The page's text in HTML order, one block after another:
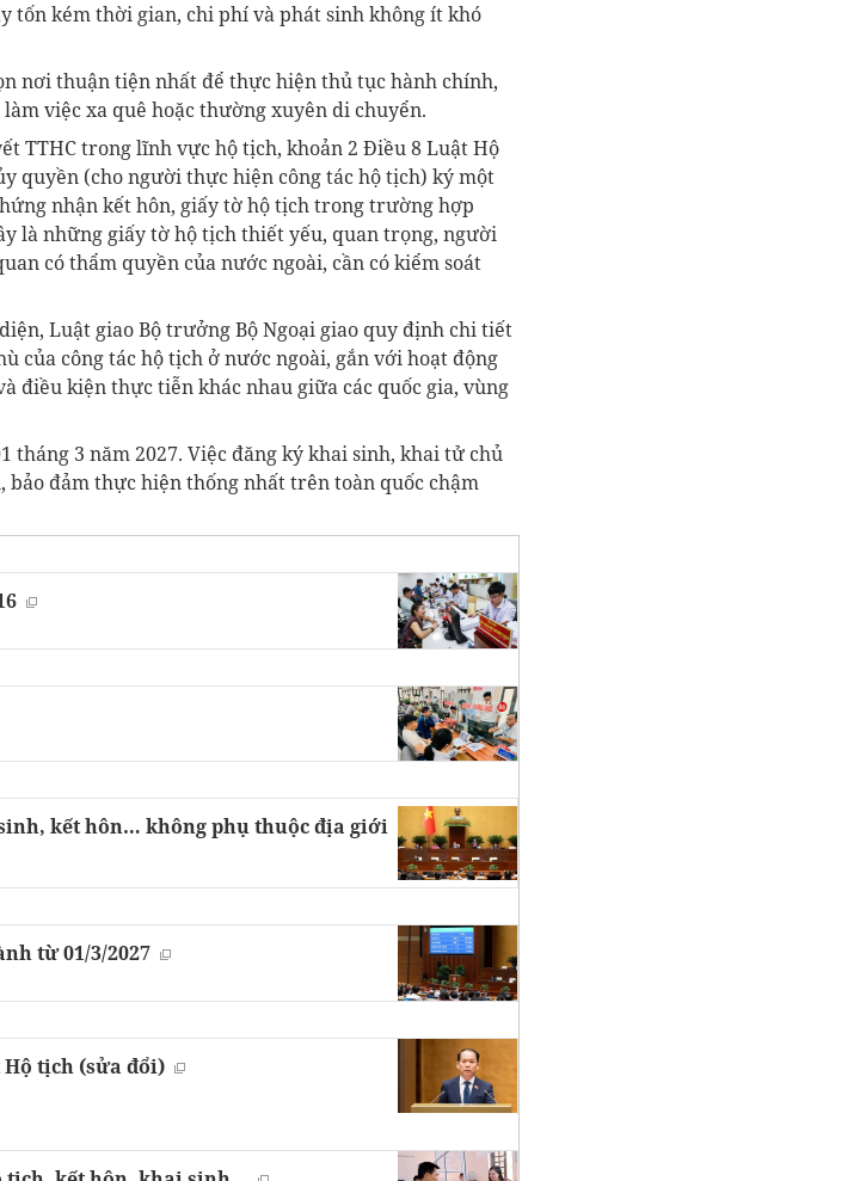
tốn kém thời gian, chi phí và phát sinh không ít khó
nơi thuận tiện nhất để thực hiện thủ tục hành chính,
việc xa quê hoặc thường xuyên di chuyển.
TTHC trong lĩnh vực hộ tịch, khoản 2 Điều 8 Luật Hộ
quyền (cho người thực hiện công tác hộ tịch) ký một
nhận kết hôn, giấy tờ hộ tịch trong trường hợp
là những giấy tờ hộ tịch thiết yếu, quan trọng, người
có thẩm quyền của nước ngoài, cần có kiểm soát
Luật giao Bộ trưởng Bộ Ngoại giao quy định chi tiết
của công tác hộ tịch ở nước ngoài, gắn với hoạt động
điều kiện thực tiễn khác nhau giữa các quốc gia, vùng
3 năm 2027. Việc đăng ký khai sinh, khai tử chủ
đảm thực hiện thống nhất trên toàn quốc chậm
kết hôn… không phụ thuộc địa giới
từ 01/3/2027
tịch (sửa đổi)